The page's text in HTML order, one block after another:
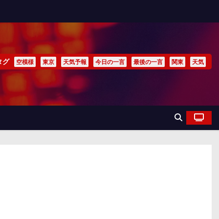
グ 空模様 東京 天気予報 今日の一言 最後の一言 関東 天気